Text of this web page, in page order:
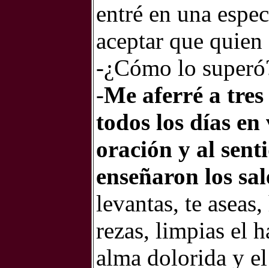
entré en una
aceptar que
-¿Cómo lo
-Me aferré a
todos los días
oración y al
enseñaron los
levantas, te
rezas, limpias el
alma dolorida y